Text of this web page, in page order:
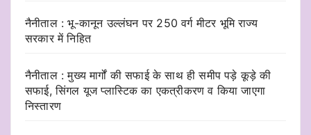
नैनीताल : भू-कानून उल्लंघन पर 250 वर्ग मीटर भूमि राज्य
सरकार में निहित
नैनीताल : मुख्य मार्गों की सफाई के साथ ही समीप पड़े कूड़े की
सफाई, सिंगल यूज प्लास्टिक का एकत्रीकरण व किया जाएगा
निस्तारण